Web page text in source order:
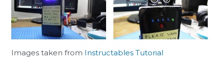
Images taken from Instructables Tutorial